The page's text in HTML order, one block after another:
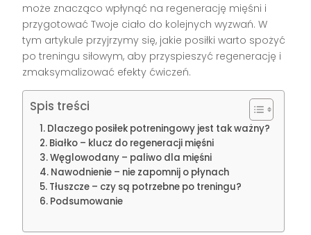
może znacząco wpłynąć na regenerację mięśni i
przygotować Twoje ciało do kolejnych wyzwań. W
tym artykule przyjrzymy się, jakie posiłki warto spożyć
po treningu siłowym, aby przyspieszyć regenerację i
zmaksymalizować efekty ćwiczeń.
Spis treści
Dlaczego posiłek potreningowy jest tak ważny?
Białko – klucz do regeneracji mięśni
Węglowodany – paliwo dla mięśni
Nawodnienie – nie zapomnij o płynach
Tłuszcze – czy są potrzebne po treningu?
Podsumowanie